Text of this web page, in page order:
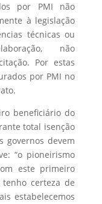
por PMI não
à legislação
técnicas ou
não
Por estas
por PMI no
beneficiário do
total isenção
governos devem
“o pioneirismo
este primeiro
certeza de
estabelecemos